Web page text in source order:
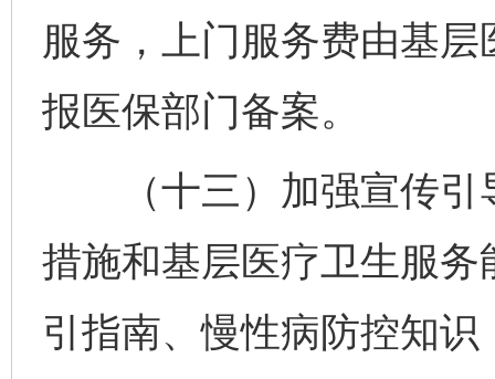
服务，上门服务费由基
报医保部门备案。
（十三）加强宣传引
措施和基层医疗卫生服
引指南、慢性病防控知